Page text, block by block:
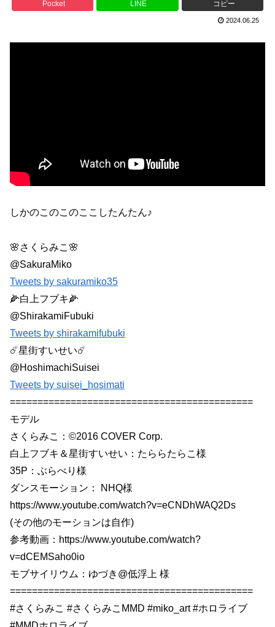
Pocket LINE コピー
2024.06.25
しかのこのこのここしたんたん♪
🌸さくらみこ🌸
@SakuraMiko
Tweets by sakuramiko35
🌽白上フブキ🌽
@ShirakamiFubuki
Tweets by shirakamifubuki
☄️星街すいせい☄️
@HoshimachiSuisei
Tweets by suisei_hosimati
============================================
モデル
さくらみこ：©2016 COVER Corp.
白上フブキ＆星街すいせい：たららたらこ様
35P：ぶらべり様
ダンスモーション： NHQ様
https://www.youtube.com/watch?v=eCNDhWAQ2Ds
(その他のモーションは自作)
参考動画：https://www.youtube.com/watch?
v=dCEMSaho0io
モブサイリウム：ゆづき@低浮上 様
============================================
#さくらみこ #さくらみこMMD #miko_art #ホロライブ